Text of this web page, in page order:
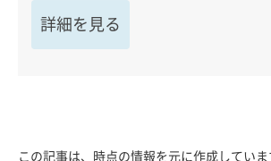
詳細を見る
この記事は、時点の情報を元に作成していま